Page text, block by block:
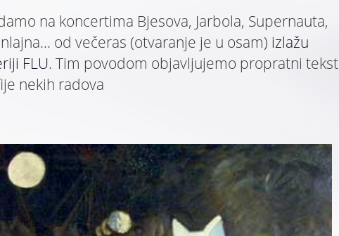
na koncertima Bjesova, Jarbola, Supernauta,
od večeras (otvaranje je u osam) izlažu
FLU. Tim povodom objavljujemo propratni tekst
nekih radova